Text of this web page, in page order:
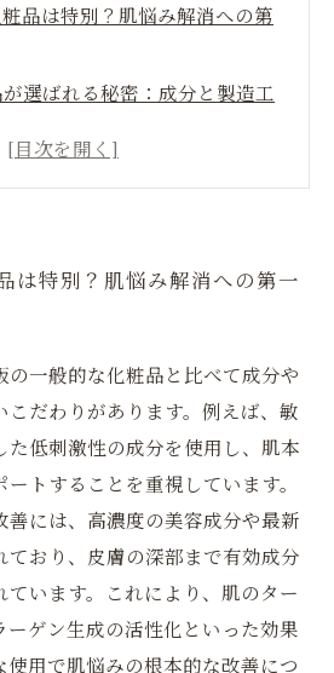
品は特別？肌悩み解消への第
選ばれる秘密：成分と製造工
を徹底比較！エステ化粧品の
むあなたへ贈る、エステ化粧
は特別？肌悩み解消への第一
の一般的な化粧品と比べて成分や
こだわりがあります。例えば、敏
た低刺激性の成分を使用し、肌本
トすることを重視しています。
善には、高濃度の美容成分や最新
ており、皮膚の深部まで有効成分
ています。これにより、肌のター
ーゲン生成の活性化といった効果
使用で肌悩みの根本的な改善につ